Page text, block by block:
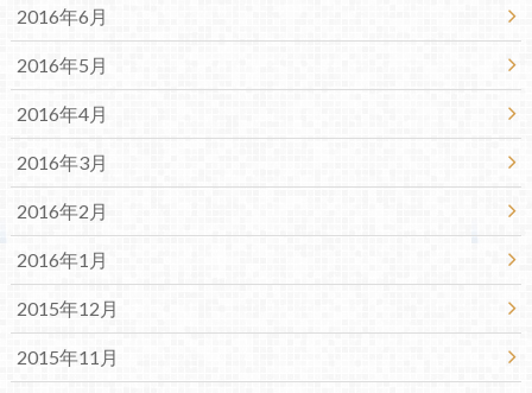
2016年6月
2016年5月
2016年4月
2016年3月
2016年2月
2016年1月
2015年12月
2015年11月